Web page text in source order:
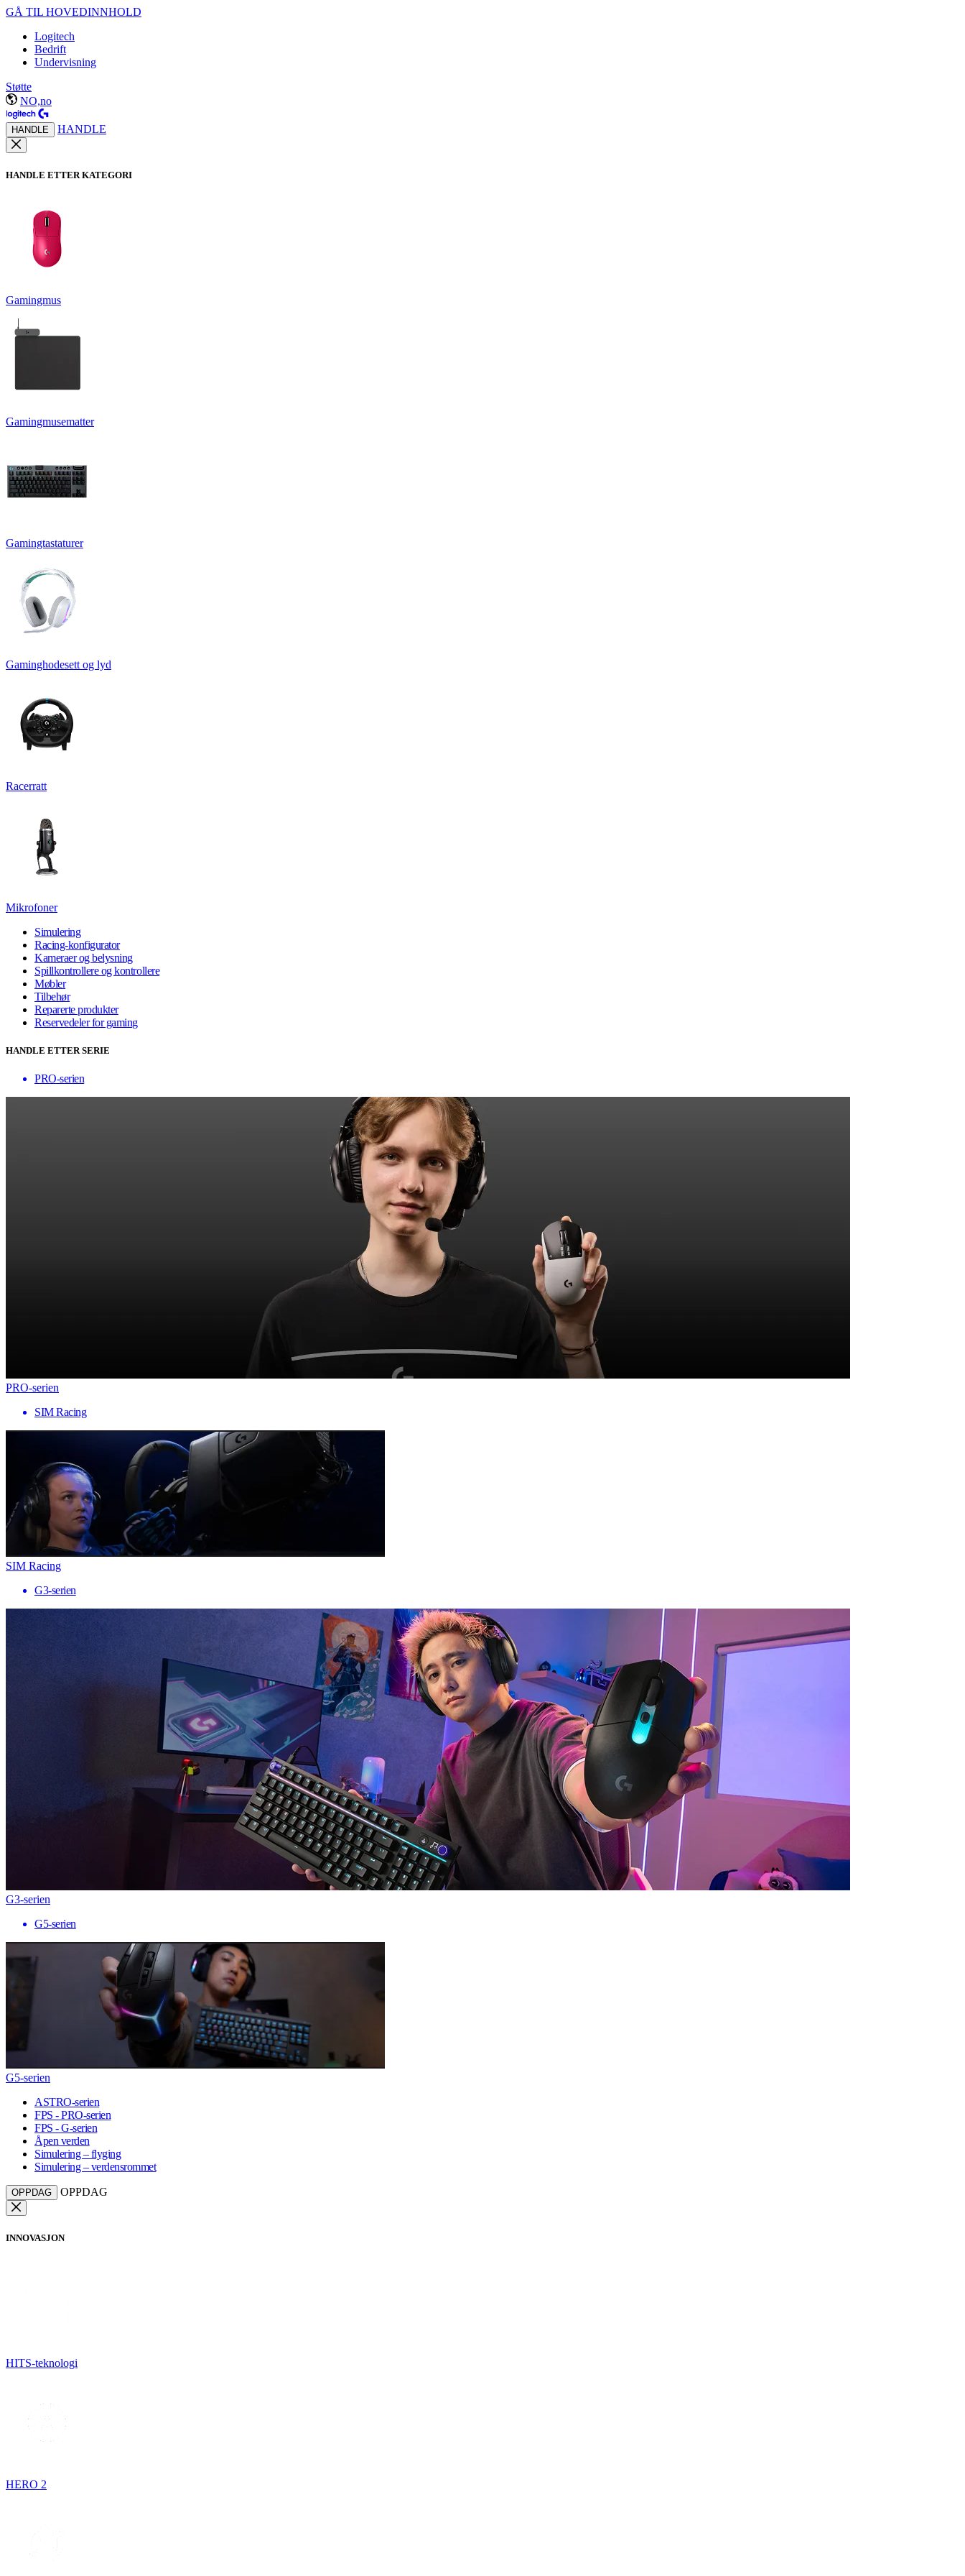
GÅ TIL HOVEDINNHOLD
Logitech
Bedrift
Undervisning
Støtte
NO,no
HANDLE HANDLE
HANDLE ETTER KATEGORI
Gamingmus
Gamingmusematter
Gamingtastaturer
Gaminghodesett og lyd
Racerratt
Mikrofoner
Simulering
Racing-konfigurator
Kameraer og belysning
Spillkontrollere og kontrollere
Møbler
Tilbehør
Reparerte produkter
Reservedeler for gaming
HANDLE ETTER SERIE
PRO-serien
PRO-serien
SIM Racing
SIM Racing
G3-serien
G3-serien
G5-serien
G5-serien
ASTRO-serien
FPS - PRO-serien
FPS - G-serien
Åpen verden
Simulering – flyging
Simulering – verdensrommet
OPPDAG OPPDAG
INNOVASJON
HITS-teknologi
HERO 2